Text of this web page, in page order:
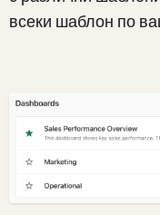
всеки шаблон по